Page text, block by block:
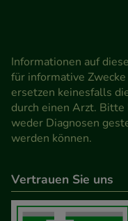
Informationen auf
für informative
ersetzen keinesfalls
durch einen Arzt. Bitte
weder Diagnosen
werden können.
Vertrauen Sie uns